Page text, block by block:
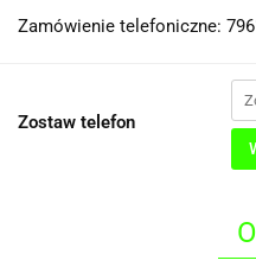
Zamówienie telefoniczne:
Zostaw telefon